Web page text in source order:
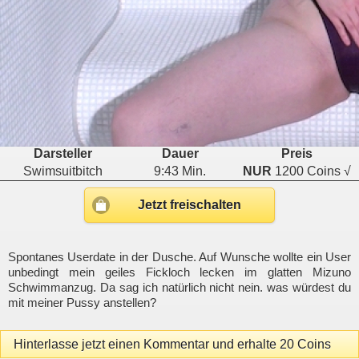
Darsteller Dauer
Preis
Swimsuitbitch
9:43 Min. NUR 1200 Coins √
Jetzt freischalten
Spontanes Userdate in der Dusche. Auf Wunsche wollte ein User
unbedingt mein geiles Fickloch lecken im glatten Mizuno
Schwimmanzug. Da sag ich natürlich nicht nein. was würdest du
mit meiner Pussy anstellen?
Hinterlasse jetzt einen Kommentar und erhalte 20 Coins